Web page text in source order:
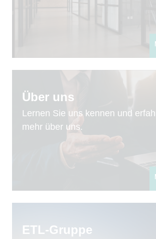
Über uns
Lernen Sie uns kennen und
mehr über uns.
ETL-Gruppe